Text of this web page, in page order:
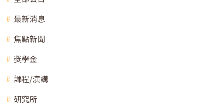
最新消息
焦點新聞
獎學金
課程/演講
研究所